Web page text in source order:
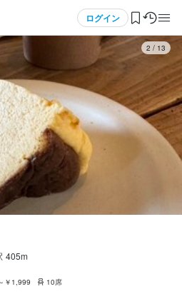
ログイン
・無料会員登録
3 / 13
405m
￥1,999 10席
ずと私
サービススタッフ
ビススタッフ
ききます】
ク・副業OK
)
応募画面へ進む
ずと私
サービススタッフ
ビススタッフ
務OK
ききます】
ク・副業OK
)
応募画面へ進む